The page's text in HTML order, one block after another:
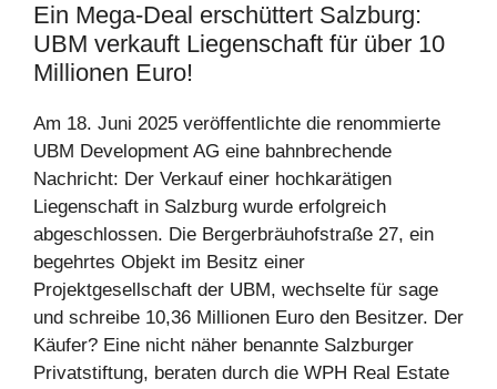
Ein Mega-Deal erschüttert Salzburg:
UBM verkauft Liegenschaft für über 10
Millionen Euro!
Am 18. Juni 2025 veröffentlichte die renommierte
UBM Development AG eine bahnbrechende
Nachricht: Der Verkauf einer hochkarätigen
Liegenschaft in Salzburg wurde erfolgreich
abgeschlossen. Die Bergerbräuhofstraße 27, ein
begehrtes Objekt im Besitz einer
Projektgesellschaft der UBM, wechselte für sage
und schreibe 10,36 Millionen Euro den Besitzer. Der
Käufer? Eine nicht näher benannte Salzburger
Privatstiftung, beraten durch die WPH Real Estate